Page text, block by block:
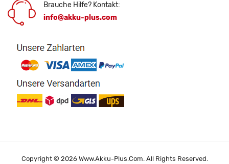
Brauche Hilfe? Kontakt:
info@akku-plus.com
Copyright © 2026 Www.akku-Plus.com. All Rights Reserved.